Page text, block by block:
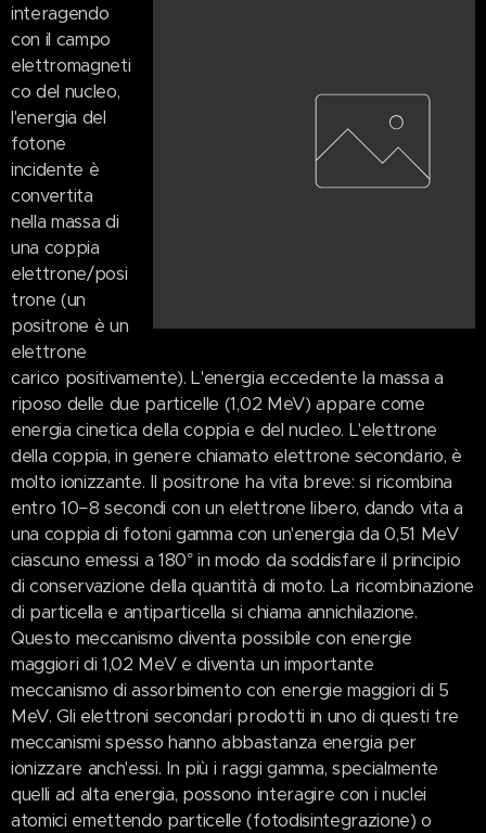
interagendo
con il campo
elettromagneti
co del nucleo,
l'energia del
fotone
incidente è
convertita
nella massa di
una coppia
elettrone/posi
trone (un
positrone è un
elettrone
carico positivamente). L'energia eccedente la massa a
riposo delle due particelle (1,02 MeV) appare come
energia cinetica della coppia e del nucleo. L'elettrone
della coppia, in genere chiamato elettrone secondario, è
molto ionizzante. Il positrone ha vita breve: si ricombina
entro 10−8 secondi con un elettrone libero, dando vita a
una coppia di fotoni gamma con un'energia da 0,51 MeV
ciascuno emessi a 180° in modo da soddisfare il principio
di conservazione della quantità di moto. La ricombinazione
di particella e antiparticella si chiama annichilazione.
Questo meccanismo diventa possibile con energie
maggiori di 1,02 MeV e diventa un importante
meccanismo di assorbimento con energie maggiori di 5
MeV. Gli elettroni secondari prodotti in uno di questi tre
meccanismi spesso hanno abbastanza energia per
ionizzare anch'essi. In più i raggi gamma, specialmente
quelli ad alta energia, possono interagire con i nuclei
atomici emettendo particelle (fotodisintegrazione) o